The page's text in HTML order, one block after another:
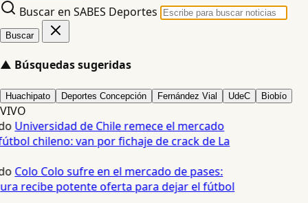
Buscar en SABES Deportes
Buscar
▲ Búsquedas sugeridas
Huachipato Deportes Concepción Fernández Vial UdeC Biobío
VIVO
Universidad de Chile remece el mercado
chileno: van por fichaje de crack de La
Colo Colo sufre en el mercado de pases:
recibe potente oferta para dejar el fútbol